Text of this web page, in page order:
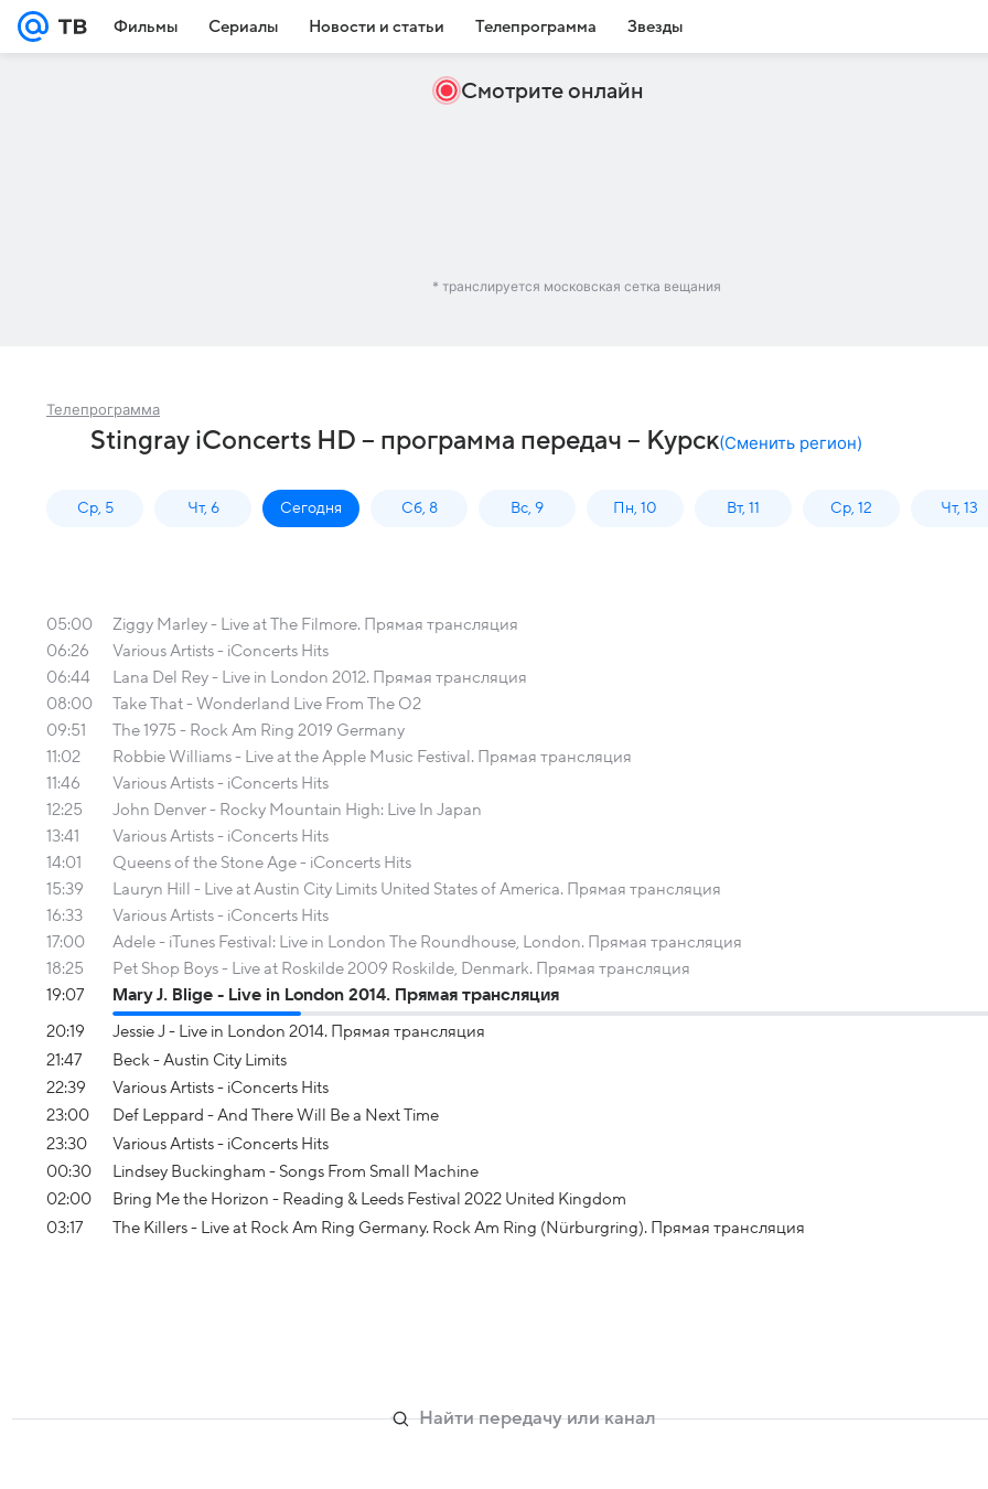
Фильмы Сериалы Новости и статьи Телепрограмма Звезды
Смотрите онлайн
* транслируется московская сетка вещания
Телепрограмма
Stingray iConcerts HD – программа передач – Курск(Сменить регион)
Ср, 5 Чт, 6 Сегодня Сб, 8 Вс, 9 Пн, 10 Вт, 11 Ср, 12 Чт, 13
05:00
Ziggy Marley - Live at The Filmore. Прямая трансляция
06:26
Various Artists - iConcerts Hits
06:44
Lana Del Rey - Live in London 2012. Прямая трансляция
08:00
Take That - Wonderland Live From The O2
09:51
The 1975 - Rock Am Ring 2019 Germany
11:02
Robbie Williams - Live at the Apple Music Festival. Прямая трансляция
11:46
Various Artists - iConcerts Hits
12:25
John Denver - Rocky Mountain High: Live In Japan
13:41
Various Artists - iConcerts Hits
14:01
Queens of the Stone Age - iConcerts Hits
15:39
Lauryn Hill - Live at Austin City Limits United States of America. Прямая трансляция
16:33
Various Artists - iConcerts Hits
17:00
Adele - iTunes Festival: Live in London The Roundhouse, London. Прямая трансляция
18:25
Pet Shop Boys - Live at Roskilde 2009 Roskilde, Denmark. Прямая трансляция
19:07
Mary J. Blige - Live in London 2014. Прямая трансляция
20:19
Jessie J - Live in London 2014. Прямая трансляция
21:47
Beck - Austin City Limits
22:39
Various Artists - iConcerts Hits
23:00
Def Leppard - And There Will Be a Next Time
23:30
Various Artists - iConcerts Hits
00:30
Lindsey Buckingham - Songs From Small Machine
02:00
Bring Me the Horizon - Reading & Leeds Festival 2022 United Kingdom
03:17
The Killers - Live at Rock Am Ring Germany. Rock Am Ring (Nürburgring). Прямая трансляция